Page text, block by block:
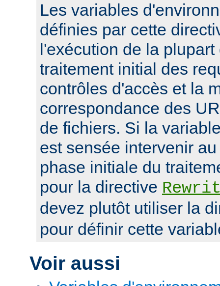
Les variables
définies par cette
l'exécution de la
traitement initial des
contrôles d'accès et la
correspondance des
de fichiers. Si la
est sensée intervenir
phase initiale du
pour la directive
devez plutôt utiliser la
pour définir cette
Voir aussi